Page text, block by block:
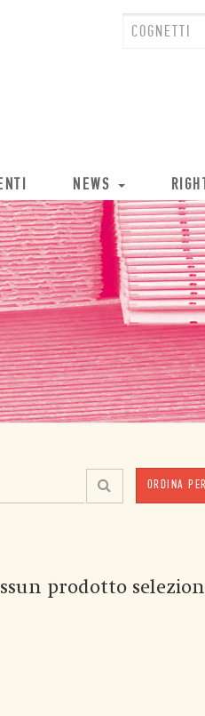
NEWS
ORDINA PER
prodotto